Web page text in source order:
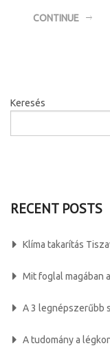
CONTINUE
Keresés
RECENT POSTS
Klíma takarítás
Mit foglal magában
A 3 legnépszerűbb
A tudomány a